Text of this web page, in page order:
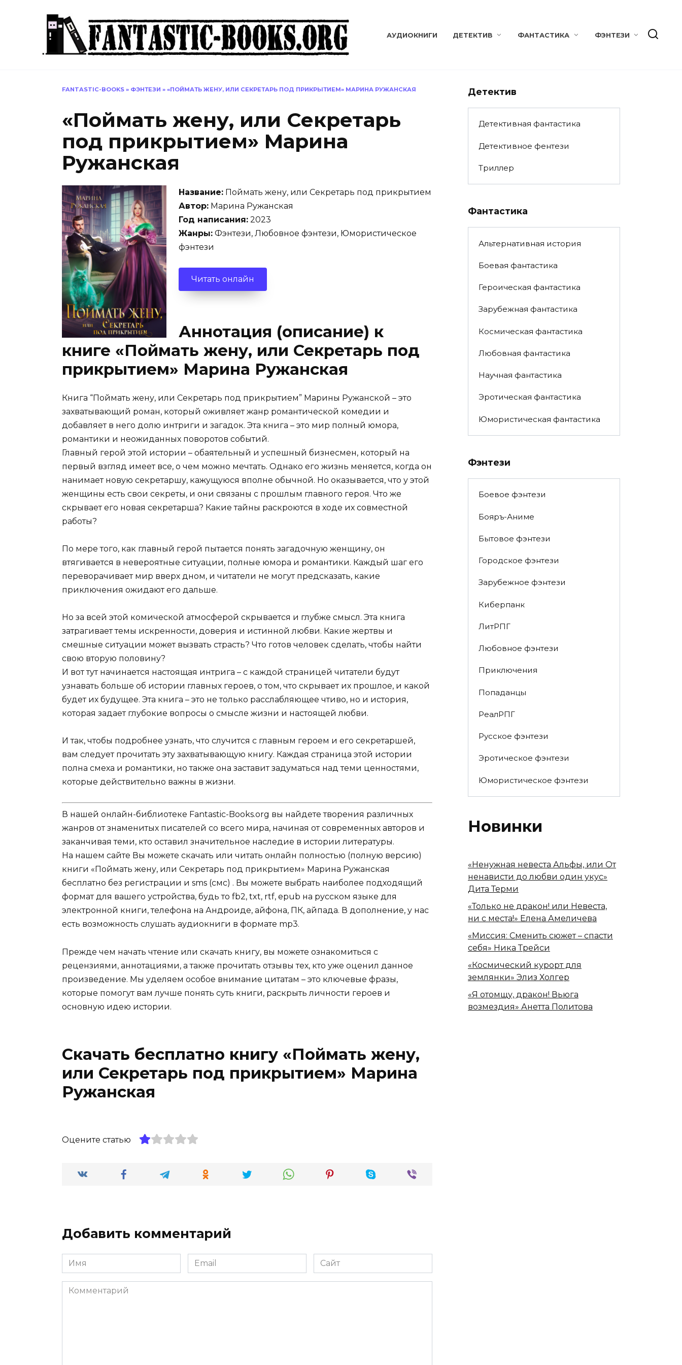
содержанию
АУДИОКНИГИ ДЕТЕКТИВ ФАНТАСТИКА ФЭНТЕЗИ
FANTASTIC-BOOKS » ФЭНТЕЗИ » «ПОЙМАТЬ ЖЕНУ, ИЛИ СЕКРЕТАРЬ ПОД ПРИКРЫТИЕМ» МАРИНА РУЖАНСКАЯ
«Поймать жену, или Секретарь
под прикрытием» Марина
Ружанская
Название: Поймать жену, или Секретарь под прикрытием
Автор: Марина Ружанская
Год написания: 2023
Жанры: Фэнтези, Любовное фэнтези, Юмористическое
фэнтези
Читать онлайн
Аннотация (описание) к
книге «Поймать жену, или Секретарь под
прикрытием» Марина Ружанская
Книга “Поймать жену, или Секретарь под прикрытием” Марины Ружанской – это
захватывающий роман, который оживляет жанр романтической комедии и
добавляет в него долю интриги и загадок. Эта книга – это мир полный юмора,
романтики и неожиданных поворотов событий.
Главный герой этой истории – обаятельный и успешный бизнесмен, который на
первый взгляд имеет все, о чем можно мечтать. Однако его жизнь меняется, когда он
нанимает новую секретаршу, кажущуюся вполне обычной. Но оказывается, что у этой
женщины есть свои секреты, и они связаны с прошлым главного героя. Что же
скрывает его новая секретарша? Какие тайны раскроются в ходе их совместной
работы?
По мере того, как главный герой пытается понять загадочную женщину, он
втягивается в невероятные ситуации, полные юмора и романтики. Каждый шаг его
переворачивает мир вверх дном, и читатели не могут предсказать, какие
приключения ожидают его дальше.
Но за всей этой комической атмосферой скрывается и глубже смысл. Эта книга
затрагивает темы искренности, доверия и истинной любви. Какие жертвы и
смешные ситуации может вызвать страсть? Что готов человек сделать, чтобы найти
свою вторую половину?
И вот тут начинается настоящая интрига – с каждой страницей читатели будут
узнавать больше об истории главных героев, о том, что скрывает их прошлое, и какой
будет их будущее. Эта книга – это не только расслабляющее чтиво, но и история,
которая задает глубокие вопросы о смысле жизни и настоящей любви.
И так, чтобы подробнее узнать, что случится с главным героем и его секретаршей,
вам следует прочитать эту захватывающую книгу. Каждая страница этой истории
полна смеха и романтики, но также она заставит задуматься над теми ценностями,
которые действительно важны в жизни.
В нашей онлайн-библиотеке Fantastic-Books.org вы найдете творения различных
жанров от знаменитых писателей со всего мира, начиная от современных авторов и
заканчивая теми, кто оставил значительное наследие в истории литературы.
На нашем сайте Вы можете скачать или читать онлайн полностью (полную версию)
книги «Поймать жену, или Секретарь под прикрытием» Марина Ружанская
бесплатно без регистрации и sms (смс) . Вы можете выбрать наиболее подходящий
формат для вашего устройства, будь то fb2, txt, rtf, epub на русском языке для
электронной книги, телефона на Андроиде, айфона, ПК, айпада. В дополнение, у нас
есть возможность слушать аудиокниги в формате mp3.
Прежде чем начать чтение или скачать книгу, вы можете ознакомиться с
рецензиями, аннотациями, а также прочитать отзывы тех, кто уже оценил данное
произведение. Мы уделяем особое внимание цитатам – это ключевые фразы,
которые помогут вам лучше понять суть книги, раскрыть личности героев и
основную идею истории.
Скачать бесплатно книгу «Поймать жену,
или Секретарь под прикрытием» Марина
Ружанская
Оцените статью
Добавить комментарий
Имя
*
Email
*
Сайт
Комментарий
Детектив
Детективная фантастика
Детективное фентези
Триллер
Фантастика
Альтернативная история
Боевая фантастика
Героическая фантастика
Зарубежная фантастика
Космическая фантастика
Любовная фантастика
Научная фантастика
Эротическая фантастика
Юмористическая фантастика
Фэнтези
Боевое фэнтези
Бояръ-Аниме
Бытовое фэнтези
Городское фэнтези
Зарубежное фэнтези
Киберпанк
ЛитРПГ
Любовное фэнтези
Приключения
Попаданцы
РеалРПГ
Русское фэнтези
Эротическое фэнтези
Юмористическое фэнтези
Новинки
«Ненужная невеста Альфы, или От
ненависти до любви один укус»
Дита Терми
«Только не дракон! или Невеста,
ни с места!» Елена Амеличева
«Миссия: Сменить сюжет – спасти
себя» Ника Трейси
«Космический курорт для
землянки» Элиз Холгер
«Я отомщу, дракон! Вьюга
возмездия» Анетта Политова